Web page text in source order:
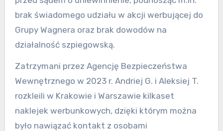
brak świadomego udziału w akcji werbującej do
Grupy Wagnera oraz brak dowodów na
działalność szpiegowską.
Zatrzymani przez Agencję Bezpieczeństwa
Wewnętrznego w 2023 r. Andriej G. i Aleksiej T.
rozkleili w Krakowie i Warszawie kilkaset
naklejek werbunkowych, dzięki którym można
było nawiązać kontakt z osobami